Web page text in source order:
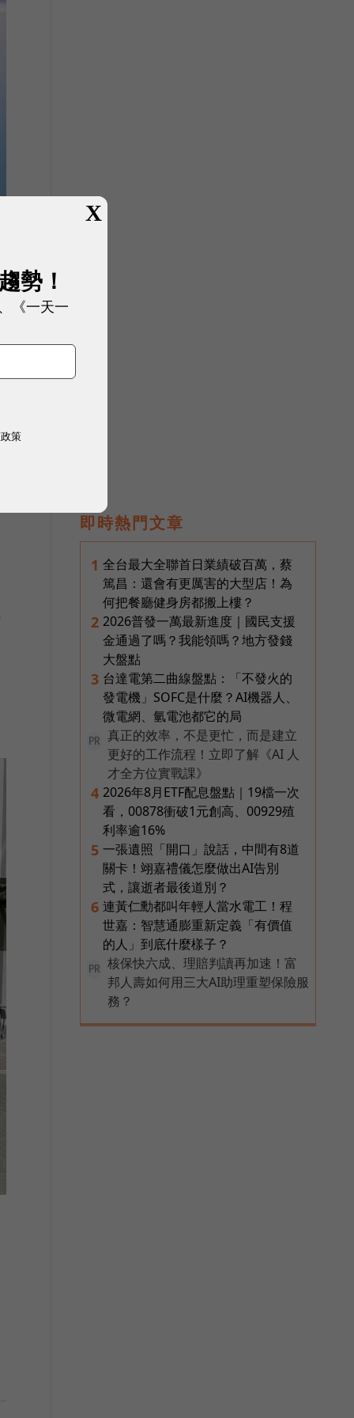
即時熱門文章
1 全台最大全聯首日業績破百萬，蔡
篤昌：還會有更厲害的大型店！為
何把餐廳健身房都搬上樓？
2 2026普發一萬最新進度｜國民支援
金通過了嗎？我能領嗎？地方發錢
大盤點
3 台達電第二曲線盤點：「不發火的
發電機」SOFC是什麼？AI機器人、
微電網、氫電池都它的局
PR
真正的效率，不是更忙，而是建立
更好的工作流程！立即了解《AI 人
才全方位實戰課》
4 2026年8月ETF配息盤點｜19檔一次
看，00878衝破1元創高、00929殖
利率逾16%
5 一張遺照「開口」說話，中間有8道
關卡！翊嘉禮儀怎麼做出AI告別
式，讓逝者最後道別？
6 連黃仁勳都叫年輕人當水電工！程
世嘉：智慧通膨重新定義「有價值
的人」到底什麼樣子？
PR
核保快六成、理賠判讀再加速！富
邦人壽如何用三大AI助理重塑保險服
務？
X
勢！
《一天一
策